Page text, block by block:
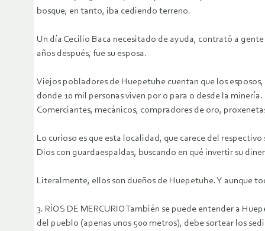
bosque, en tanto, iba cediendo terreno.
Un día Cecilio Baca necesitado de ayuda, contrató a
años después, fue su esposa.
Viejos pobladores de Huepetuhe cuentan que los
donde 10 mil personas viven por o para o desde la minería.
Comerciantes, mecánicos, compradores de oro,
Lo curioso es que esta localidad, que carece del
Dios con guardaespaldas, buscando en qué invertir su
Literalmente, ellos son dueños de Huepetuhe. Y aunque
3. RÍOS DE MERCURIOTambién se puede entender a
del pueblo (apenas unos 500 metros), debe sortear los